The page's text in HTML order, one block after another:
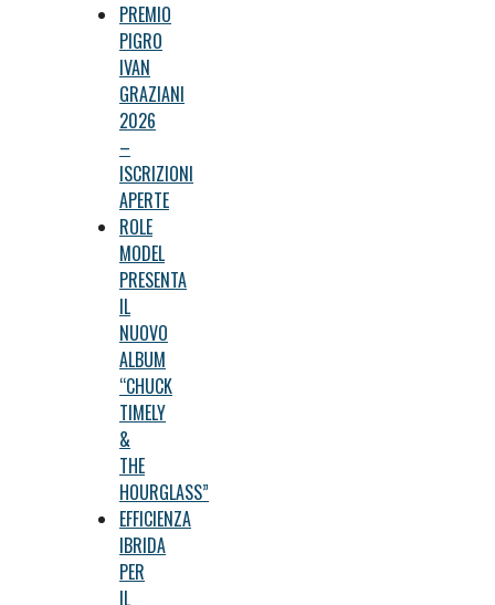
PREMIO
PIGRO
IVAN
GRAZIANI
2026
–
ISCRIZIONI
APERTE
ROLE
MODEL
PRESENTA
IL
NUOVO
ALBUM
“CHUCK
TIMELY
&
THE
HOURGLASS”
EFFICIENZA
IBRIDA
PER
IL